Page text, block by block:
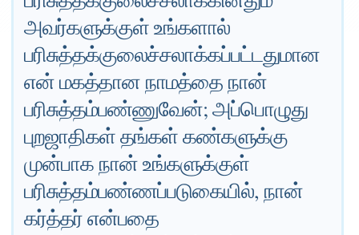
அவர்களுக்குள் உங்களால்
பரிசுத்தக்குலைச்சலாக்கப்பட்டதுமான
என் மகத்தான நாமத்தை நான்
பரிசுத்தம்பண்ணுவேன்; அப்பொழுது
புறஜாதிகள் தங்கள் கண்களுக்கு
முன்பாக நான் உங்களுக்குள்
பரிசுத்தம்பண்ணப்படுகையில், நான்
கர்த்தர் என்பதை